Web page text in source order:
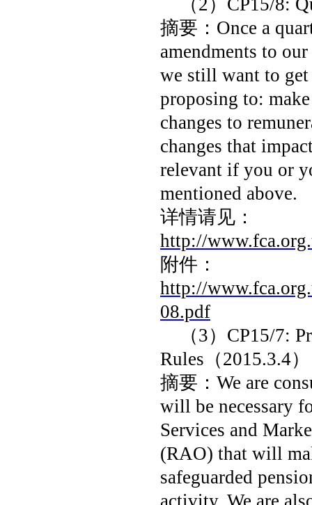
（2 ） CP15/8:
摘要： Once a
amendments to
we still want to get
proposing to:
changes to
changes that
relevant if you or
mentioned above.
详情请见：
http://
附件：
http://
08.pdf
（3） CP15/7:
Rules （2015.3.4）
摘要： We are
will be necessary
Services and
(RAO) that will
safeguarded
activity. We are